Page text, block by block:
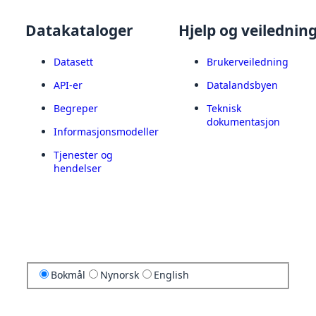
Datakataloger
Datasett
API-er
Begreper
Informasjonsmodeller
Tjenester og
hendelser
Hjelp og
Brukerveiledning
Datalandsbyen
Teknisk
dokumentasjon
Bokmål Nynorsk English